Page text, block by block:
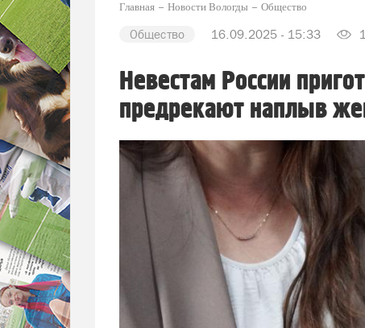
Главная Новости Вологды Общество
Общество 16.09.2025 - 15:33
Невестам России
предрекают наплыв